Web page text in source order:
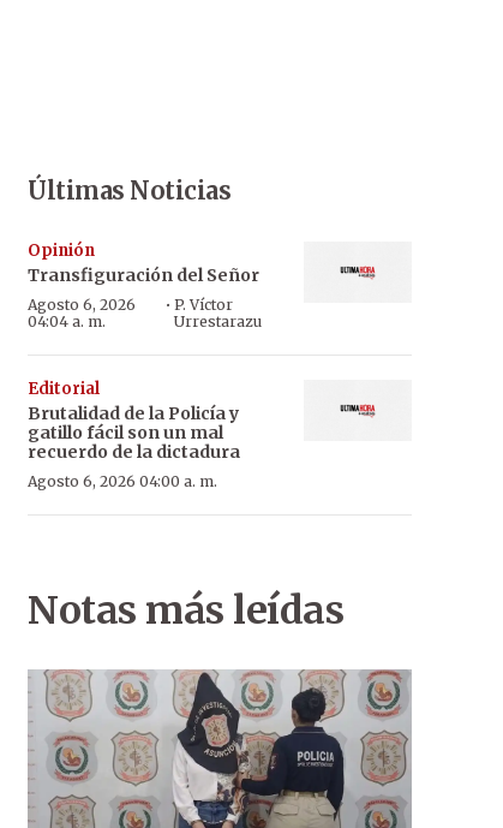
Últimas Noticias
Opinión
Transfiguración del Señor
Agosto 6, 2026
04:04 a. m.
· P. Víctor
Urrestarazu
Editorial
Brutalidad de la Policía y
gatillo fácil son un mal
recuerdo de la dictadura
Agosto 6, 2026 04:00 a. m.
Notas más leídas